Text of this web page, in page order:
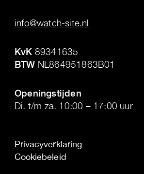
info@watch-site.nl
KvK 89341635
BTW NL864951863B01
Openingstijden
Di. t/m za. 10:00 – 17:00 uur
Privacyverklaring
Cookiebeleid